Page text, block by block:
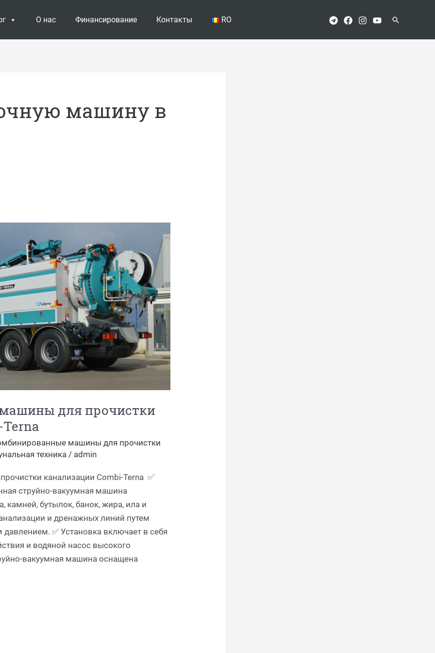
О нас Финансирование Контакты RO Поиск
машину в
для прочистки
машины для прочистки
техника/ admin
канализации Combi-Terna ✅
струйно-вакуумная машина
камней, бутылок, банок, жира, ила и
и дренажных линий путем
✅ Установка включает в себя
и водяной насос высокого
вакуумная машина оснащена